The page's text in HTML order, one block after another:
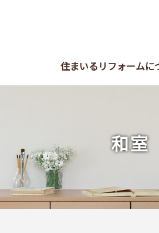
住まいるリフォームに
和室